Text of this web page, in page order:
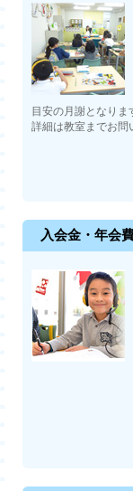
目安の月謝となりま
詳細は教室までお問
入会金・年会